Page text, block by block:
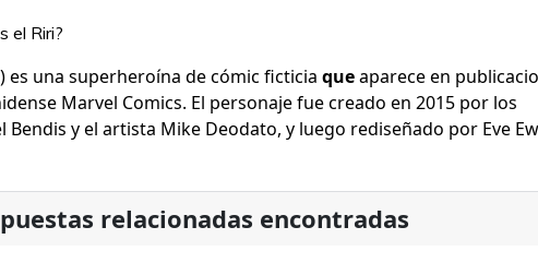
el Riri?
es una superheroína de cómic ficticia queaparece en
Marvel Comics. El personaje fue creado en 2015 por los
Bendis y el artista Mike Deodato, y luego rediseñado por Eve
relacionadas encontradas